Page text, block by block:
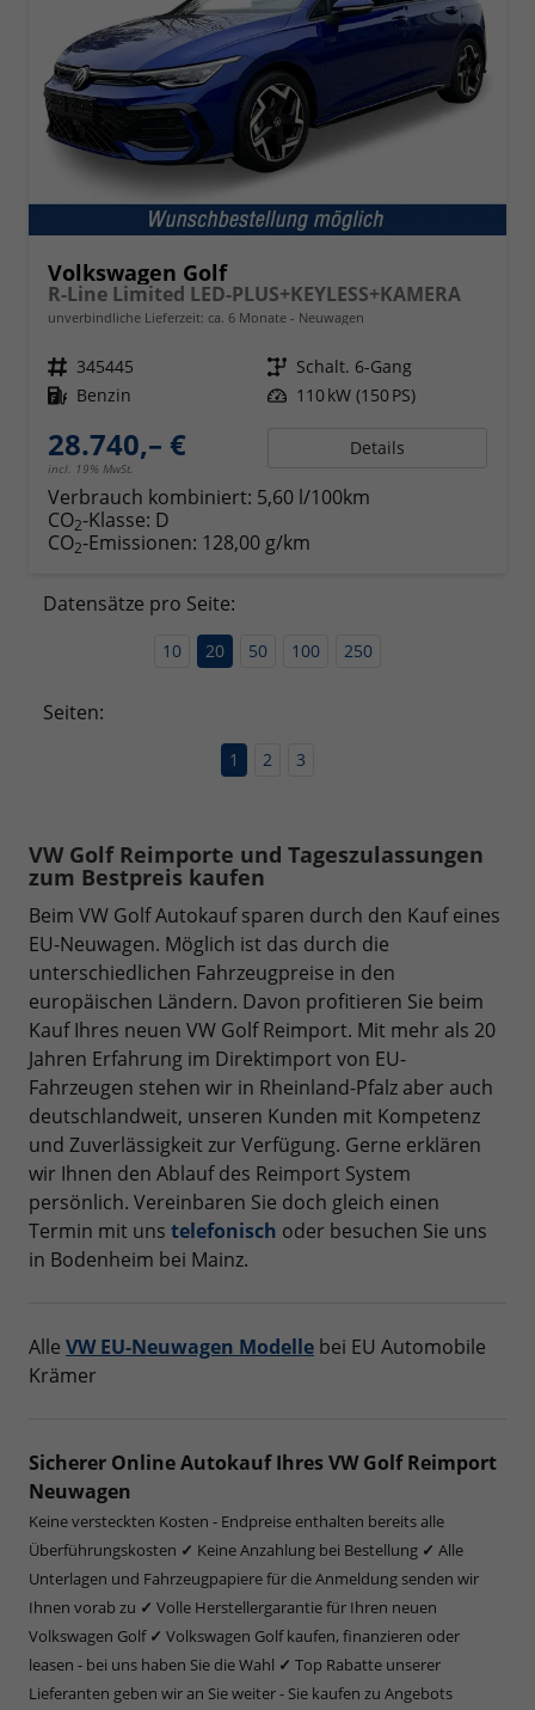
Volkswagen Golf
R-Line Limited LED-PLUS+KEYLESS+KAMERA
unverbindliche Lieferzeit: ca. 6 Monate Neuwagen
Fahrzeugnr. 345445 Getriebe Schalt. 6-Gang
Kraftstoff Benzin Leistung 110 kW (150 PS)
28.740,– €
incl. 19% MwSt.
Details
Verbrauch kombiniert: 5,60 l/100km
CO2-Klasse: D
CO2-Emissionen: 128,00 g/km
Datensätze pro Seite:
10 20 50 100 250
Seiten:
1 2 3
VW Golf Reimporte und Tageszulassungen
zum Bestpreis kaufen
Beim VW Golf Autokauf sparen durch den Kauf eines
EU-Neuwagen. Möglich ist das durch die
unterschiedlichen Fahrzeugpreise in den
europäischen Ländern. Davon profitieren Sie beim
Kauf Ihres neuen VW Golf Reimport. Mit mehr als 20
Jahren Erfahrung im Direktimport von EU-
Fahrzeugen stehen wir in Rheinland-Pfalz aber auch
deutschlandweit, unseren Kunden mit Kompetenz
und Zuverlässigkeit zur Verfügung. Gerne erklären
wir Ihnen den Ablauf des Reimport System
persönlich. Vereinbaren Sie doch gleich einen
Termin mit uns telefonisch oder besuchen Sie uns
in Bodenheim bei Mainz.
Alle VW EU-Neuwagen Modelle bei EU Automobile
Krämer
Sicherer Online Autokauf Ihres VW Golf Reimport
Neuwagen
Keine versteckten Kosten - Endpreise enthalten bereits alle
Überführungskosten ✓ Keine Anzahlung bei Bestellung ✓ Alle
Unterlagen und Fahrzeugpapiere für die Anmeldung senden wir
Ihnen vorab zu ✓ Volle Herstellergarantie für Ihren neuen
Volkswagen Golf ✓ Volkswagen Golf kaufen, finanzieren oder
leasen - bei uns haben Sie die Wahl ✓ Top Rabatte unserer
Lieferanten geben wir an Sie weiter - Sie kaufen zu Angebots